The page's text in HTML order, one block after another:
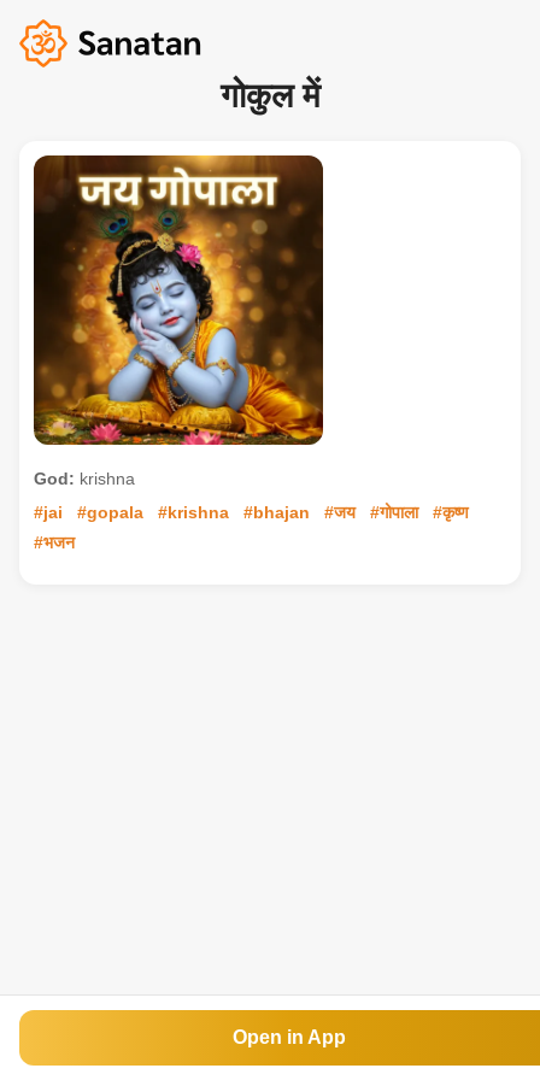
गोकुल में
God: krishna
#jai
#gopala #krishna #bhajan #जय #गोपाला
#कृष्ण
#भजन
Open in App